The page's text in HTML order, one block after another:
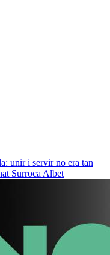
unir i servir no era tan
Surroca Albet